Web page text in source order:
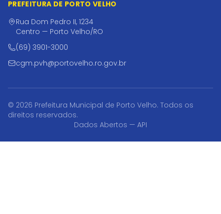
PREFEITURA DE PORTO VELHO
Rua Dom Pedro II, 1234
Centro — Porto Velho/RO
(69) 3901-3000
cgm.pvh@portovelho.ro.gov.br
© 2026 Prefeitura Municipal de Porto Velho. Todos os
direitos reservados.
Dados Abertos — API